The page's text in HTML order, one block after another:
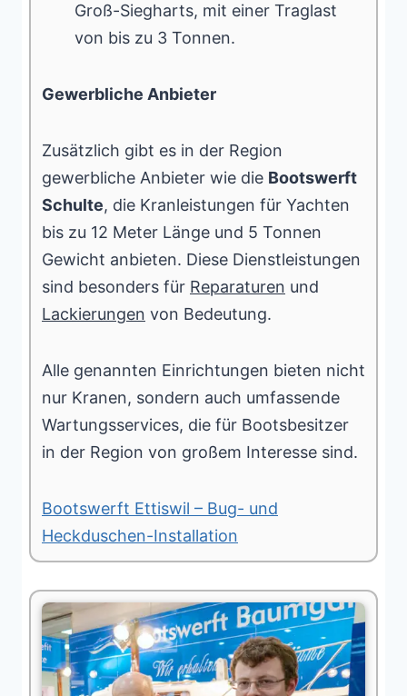
Groß-Siegharts, mit einer Traglast
von bis zu 3 Tonnen.
Gewerbliche Anbieter
Zusätzlich gibt es in der Region
gewerbliche Anbieter wie die Bootswerft
Schulte, die Kranleistungen für Yachten
bis zu 12 Meter Länge und 5 Tonnen
Gewicht anbieten. Diese Dienstleistungen
sind besonders für Reparaturen und
Lackierungen von Bedeutung.
Alle genannten Einrichtungen bieten nicht
nur Kranen, sondern auch umfassende
Wartungsservices, die für Bootsbesitzer
in der Region von großem Interesse sind.
Bootswerft Ettiswil – Bug- und
Heckduschen-Installation